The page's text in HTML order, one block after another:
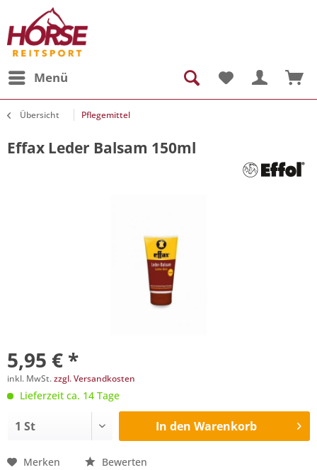
Menü
Übersicht Pflegemittel
Effax Leder Balsam 150ml
5,95 € *
inkl. MwSt.zzgl. Versandkosten
Lieferzeit ca. 14 Tage
In den Warenkorb
Merken Bewerten